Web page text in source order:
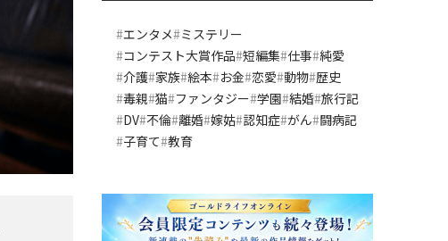
エンタメ ミステリー
コンテスト大賞作品 短編集 仕事 純愛
介護 家族 絵本 お金 恋愛 動物 歴史
毒親 猫 ファンタジー 学園 結婚 旅行記
DV 不倫 離婚 嫁姑 認知症 がん 闘病記
子育て 教育